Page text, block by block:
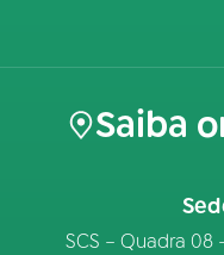
Saiba
SCS – Quadra 08